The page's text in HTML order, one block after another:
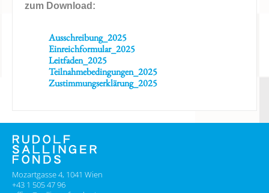
zum Download:
Ausschreibung_2025
Einreichformular_2025
Leitfaden_2025
Teilnahmebedingungen_2025
Zustimmungserklärung_2025
Mozartgasse 4, 1041 Wien
+43 1 505 47 96